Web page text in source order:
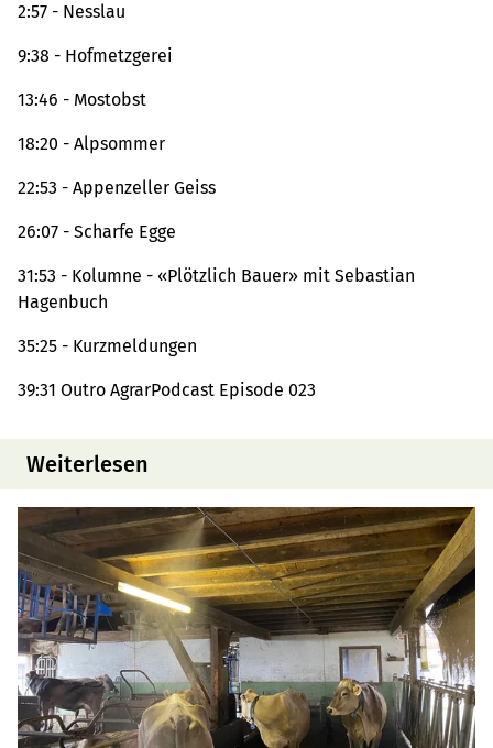
2:57 - Nesslau
9:38 - Hofmetzgerei
13:46 - Mostobst
18:20 - Alpsommer
22:53 - Appenzeller Geiss
26:07 - Scharfe Egge
31:53 - Kolumne - «Plötzlich Bauer» mit Sebastian
Hagenbuch
35:25 - Kurzmeldungen
39:31 Outro AgrarPodcast Episode 023
Weiterlesen